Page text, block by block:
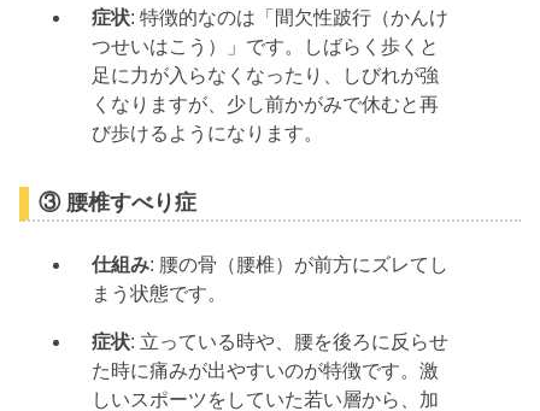
症状: 特徴的なのは「間欠性跛行（かんけ
つせいはこう）」です。しばらく歩くと
足に力が入らなくなったり、しびれが強
くなりますが、少し前かがみで休むと再
び歩けるようになります。
③ 腰椎すべり症
仕組み: 腰の骨（腰椎）が前方にズレてし
まう状態です。
症状: 立っている時や、腰を後ろに反らせ
た時に痛みが出やすいのが特徴です。激
しいスポーツをしていた若い層から、加